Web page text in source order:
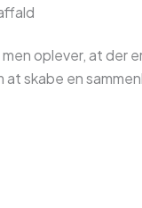
oplever, at der
skabe en